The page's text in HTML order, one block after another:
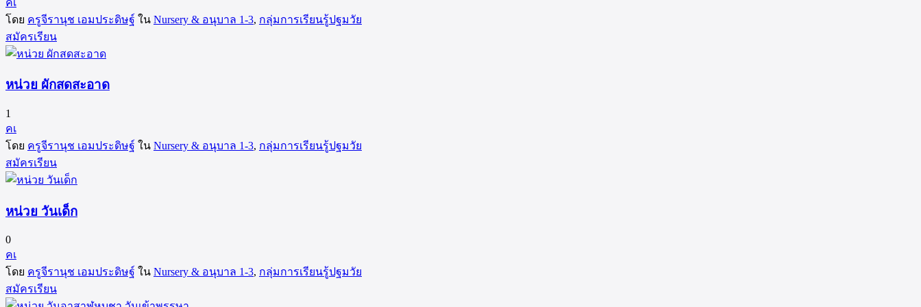
โดย ครูจีรานุช เอมประดิษฐ์ ใน Nursery & อนุบาล 1-3, กลุ่มการเรียนรู้ปฐมวัย
สมัครเรียน
หน่วย ผักสดสะอาด
1
คเ
โดย ครูจีรานุช เอมประดิษฐ์ ใน Nursery & อนุบาล 1-3, กลุ่มการเรียนรู้ปฐมวัย
สมัครเรียน
หน่วย วันเด็ก
0
คเ
โดย ครูจีรานุช เอมประดิษฐ์ ใน Nursery & อนุบาล 1-3, กลุ่มการเรียนรู้ปฐมวัย
สมัครเรียน